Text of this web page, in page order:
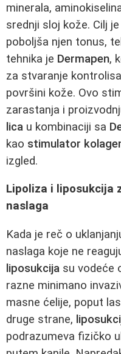
minerala,
srednji sloj kože. Cilj
poboljša njen tonus,
tehnika je Dermapen,
za stvaranje
površini kože. Ovo
zarastanja i
lica u kombinaciji sa
kao stimulator
izgled.
Lipoliza i liposukcija
naslaga
Kada je reč o
naslaga koje ne
liposukcija su vodeće
razne minimano
masne ćelije, poput
druge strane,
podrazumeva fizičko